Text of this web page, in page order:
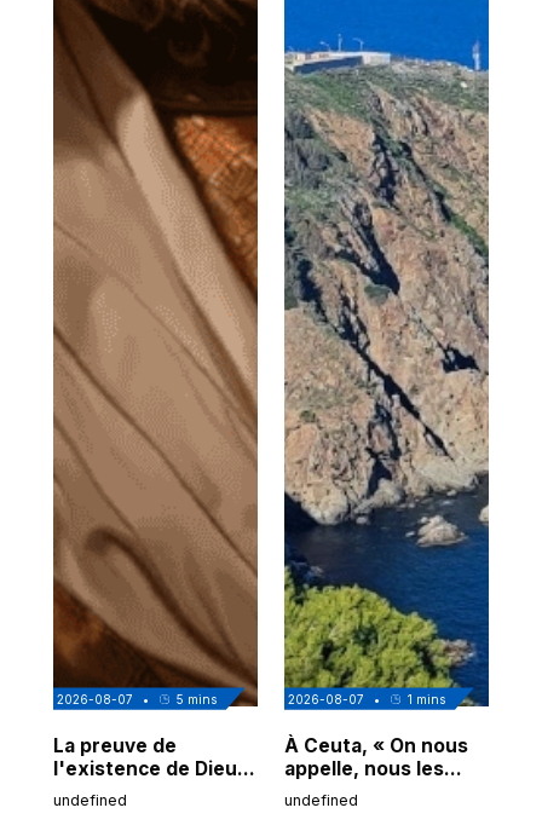
2026-08-07 • 5 mins
La preuve de
l'existence de Dieu
chez Ibn Sina
undefined
2026-08-07 • 1 mins
À Ceuta, « On nous
appelle, nous les
Espagnols d'origine
undefined